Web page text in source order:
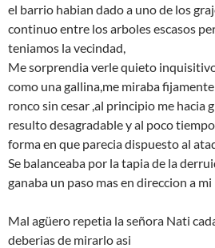
el barrio habian dado a uno de los
continuo entre los arboles escasos
teniamos la vecindad,
Me sorprendia verle quieto
como una gallina,me miraba
ronco sin cesar ,al principio me hacia
resulto desagradable y al poco
forma en que parecia dispuesto al
Se balanceaba por la tapia de la
ganaba un paso mas en direccion a
Mal agüero repetia la señora Nati
deberias de mirarlo asi